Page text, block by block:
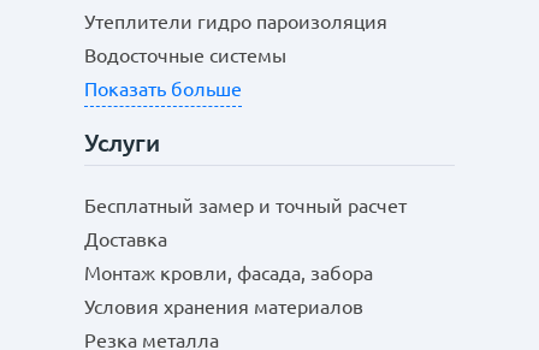
Утеплители гидро пароизоляция
Водосточные системы
Показать больше
Услуги
Бесплатный замер и точный расчет
Доставка
Монтаж кровли, фасада, забора
Условия хранения материалов
Резка металла